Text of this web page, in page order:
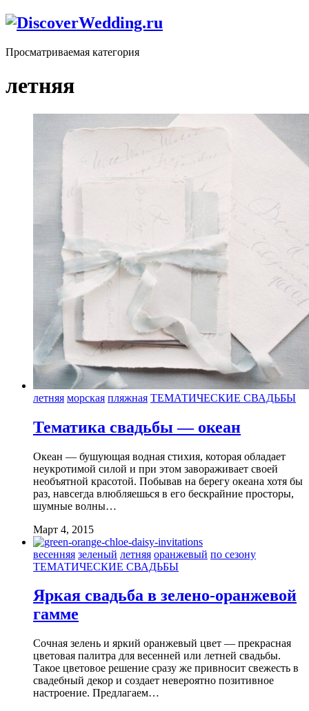
Просматриваемая категория
летняя
летняя морская пляжная ТЕМАТИЧЕСКИЕ СВАДЬБЫ
Тематика свадьбы — океан
Океан — бушующая водная стихия, которая обладает
неукротимой силой и при этом завораживает своей
необъятной красотой. Побывав на берегу океана хотя бы
раз, навсегда влюбляешься в его бескрайние просторы,
шумные волны…
Март 4, 2015
весенняя зеленый летняя оранжевый по сезону
ТЕМАТИЧЕСКИЕ СВАДЬБЫ
Яркая свадьба в зелено-оранжевой
гамме
Сочная зелень и яркий оранжевый цвет — прекрасная
цветовая палитра для весенней или летней свадьбы.
Такое цветовое решение сразу же привносит свежесть в
свадебный декор и создает невероятно позитивное
настроение. Предлагаем…